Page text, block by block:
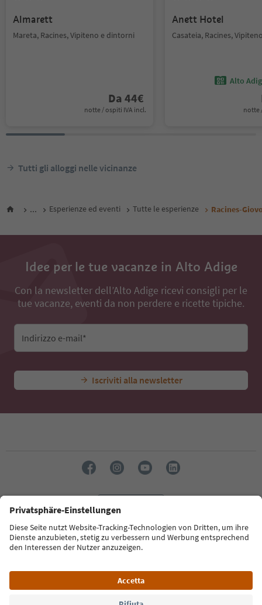
Almarett
Mareta, Racines, Vipiteno e dintorni
Da 44€
notte / ospiti IVA incl.
Anett Hotel
Casateia, Racines,
Alto
notte
Tutti gli alloggi nelle vicinanze
... Esperienze ed eventi Tutte le esperienze Racines-
Idee per le tue vacanze in Alto Adige
Con la newsletter dell’Alto Adige ricevi consigli per le
tue vacanze, eventi da non perdere e ricette tipiche.
Indirizzo e-mail*
Iscriviti alla newsletter
Südtirol Guide App